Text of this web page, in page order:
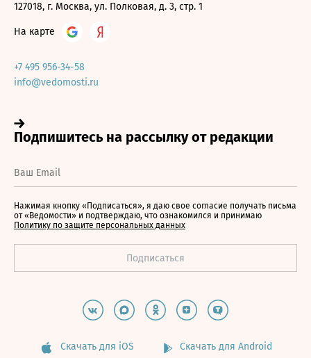
127018, г. Москва, ул. Полковая, д. 3, стр. 1
На карте
+7 495 956-34-58
info@vedomosti.ru
Нажимая кнопку «Подписаться», я даю свое согласие получать письма
от «Ведомости» и подтверждаю, что ознакомился и принимаю
Политику по защите персональных данных
Скачать для iOS Скачать для Android